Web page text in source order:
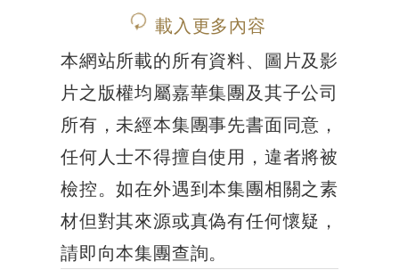
載入更多內容
本網站所載的所有資料、圖片及影
片之版權均屬嘉華集團及其子公司
所有，未經本集團事先書面同意，
任何人士不得擅自使用，違者將被
檢控。如在外遇到本集團相關之素
材但對其來源或真偽有任何懷疑，
請即向本集團查詢。